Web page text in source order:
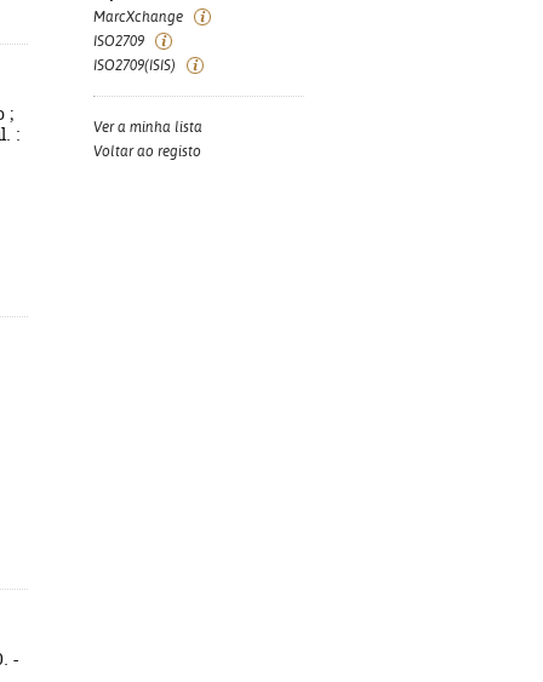
;
:
-
MarcXchange
ISO2709
ISO2709(ISIS)
Ver a minha lista
Voltar ao registo